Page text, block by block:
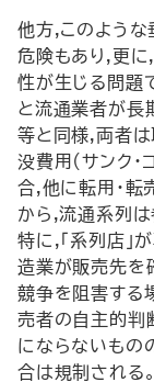
他方,このよう
危険もあり,更
性が生じる問題
と流通業者が長
等と同様,両者
没費用(サンク・
合,他に転用・転
から,流通系列は
特に,「系列店」
造業が販売先を
競争を阻害する
売者の自主的判
にならないもの
合は規制される